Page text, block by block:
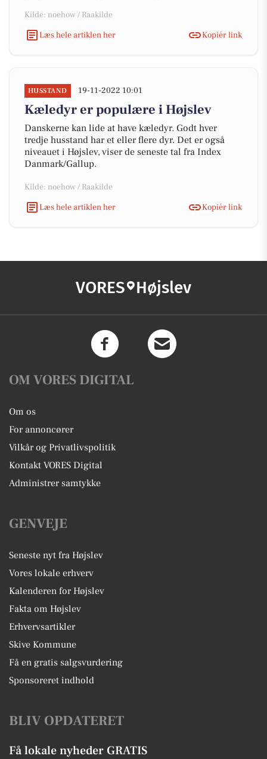
Kilde: noehow / Raakilde
Læs hele artiklen her
Kopiér link
HUSSTAND 19-11-2022 10:01
Kæledyr er populære i Højslev
Danskerne kan lide at have kæledyr. Godt hver
tredje husstand har et eller flere dyr. Det er også
niveauet i Højslev, viser de seneste tal fra Index
Danmark/Gallup.
Kilde: noehow / Raakilde
Læs hele artiklen her
Kopiér link
VORES Højslev
OM VORES DIGITAL
Om os
For annoncører
Vilkår og Privatlivspolitik
Kontakt VORES Digital
Administrer samtykke
GENVEJE
Seneste nyt fra Højslev
Vores lokale erhverv
Kalenderen for Højslev
Fakta om Højslev
Erhvervsartikler
Skive Kommune
Få en gratis salgsvurdering
Sponsoreret indhold
BLIV OPDATERET
Få lokale nyheder GRATIS